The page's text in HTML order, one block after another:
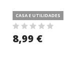
CASA E UTILIDADES
8,99 €